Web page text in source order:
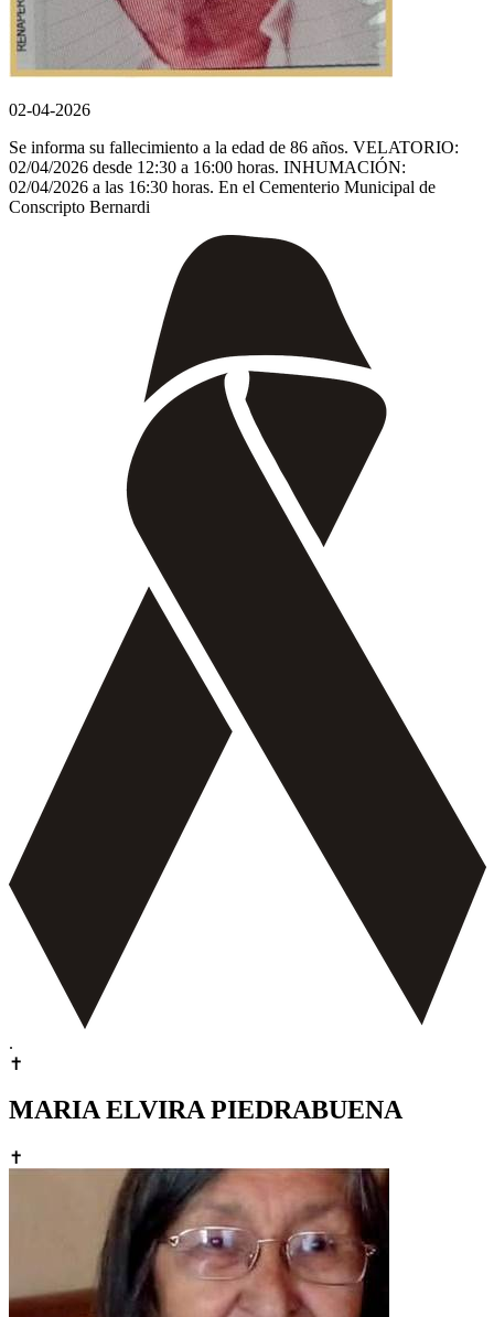
02-04-2026
Se informa su fallecimiento a la edad de 86 años. VELATORIO:
02/04/2026 desde 12:30 a 16:00 horas. INHUMACIÓN:
02/04/2026 a las 16:30 horas. En el Cementerio Municipal de
Conscripto Bernardi
.
✝
MARIA ELVIRA PIEDRABUENA
✝